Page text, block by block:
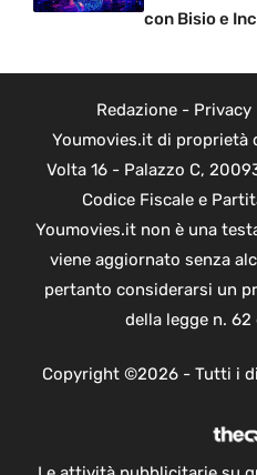
con Bisio e
Redazione- Privacy
Youmovies.it di proprietà
Volta 16 - Palazzo C,
Codice Fiscale e
Youmovies.it non è una
viene aggiornato senza
pertanto considerarsi un
della legge n.
Copyright ©2026 - Tutti i